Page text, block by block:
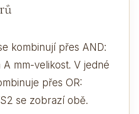
kombinují přes AND:
mm-velikost. V jedné
přes OR:
se zobrazí obě.